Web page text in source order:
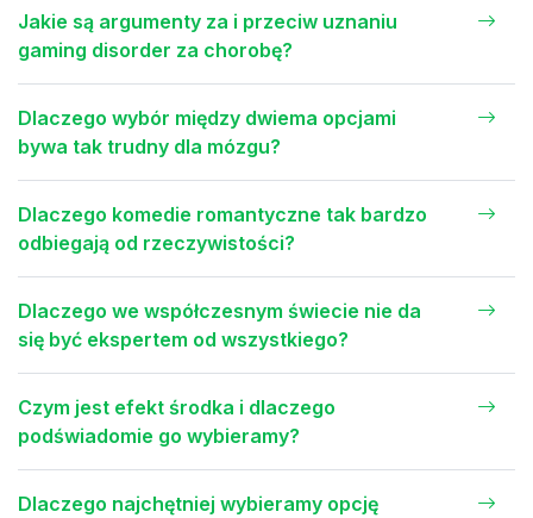
Jakie są argumenty za i przeciw uznaniu
gaming disorder za chorobę?
Dlaczego wybór między dwiema opcjami
bywa tak trudny dla mózgu?
Dlaczego komedie romantyczne tak bardzo
odbiegają od rzeczywistości?
Dlaczego we współczesnym świecie nie da
się być ekspertem od wszystkiego?
Czym jest efekt środka i dlaczego
podświadomie go wybieramy?
Dlaczego najchętniej wybieramy opcję